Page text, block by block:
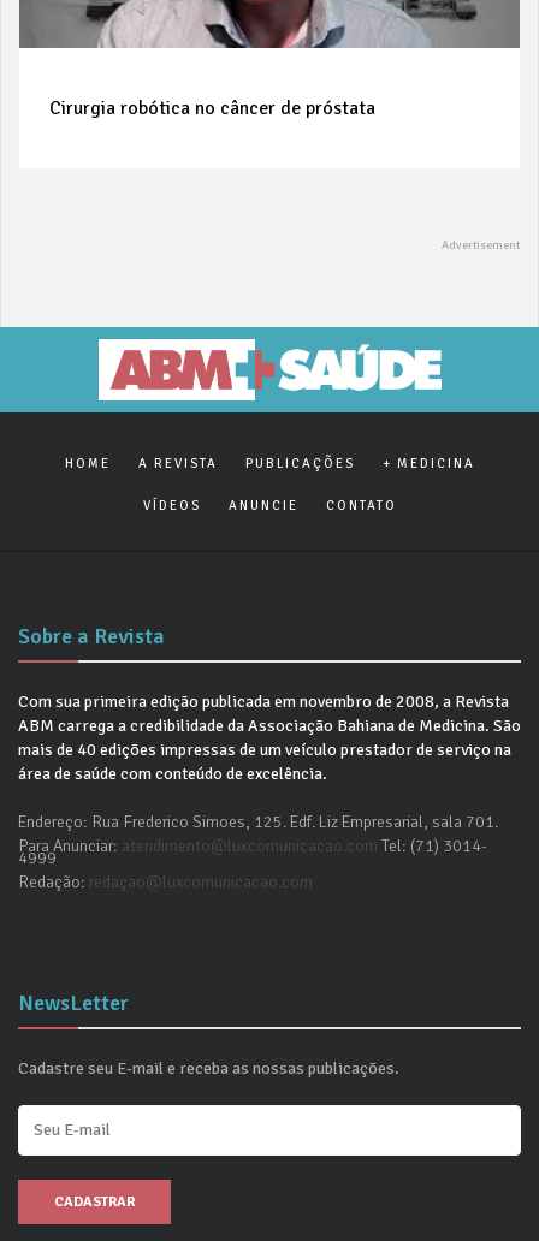
Cirurgia robótica no câncer de próstata
HOME A REVISTA PUBLICAÇÕES + MEDICINA
VÍDEOS ANUNCIE CONTATO
Sobre a Revista
Com sua primeira edição publicada em novembro de 2008, a Revista
ABM carrega a credibilidade da Associação Bahiana de Medicina. São
mais de 40 edições impressas de um veículo prestador de serviço na
área de saúde com conteúdo de excelência.
Endereço: Rua Frederico Simoes, 125. Edf. Liz Empresarial, sala 701.
Para Anunciar: atendimento@luxcomunicacao.com Tel: (71) 3014-
4999
Redação: redaçao@luxcomunicacao.com
NewsLetter
Cadastre seu E-mail e receba as nossas publicações.
CADASTRAR